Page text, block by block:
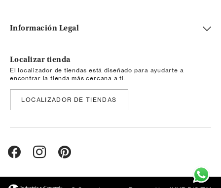
Información Legal
Localizar tienda
El localizador de tiendas está diseñado para ayudarte a
encontrar la tienda más cercana a ti.
LOCALIZADOR DE TIENDAS